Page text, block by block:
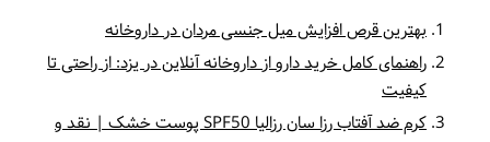
بهترین قرص افزایش میل جنسی مردان در داروخانه
راهنمای کامل خرید دارو از داروخانه آنلاین در یزد: از راحتی تا
کیفیت
کرم ضد آفتاب رزا سان رزالیا SPF50 پوست خشک | نقد و